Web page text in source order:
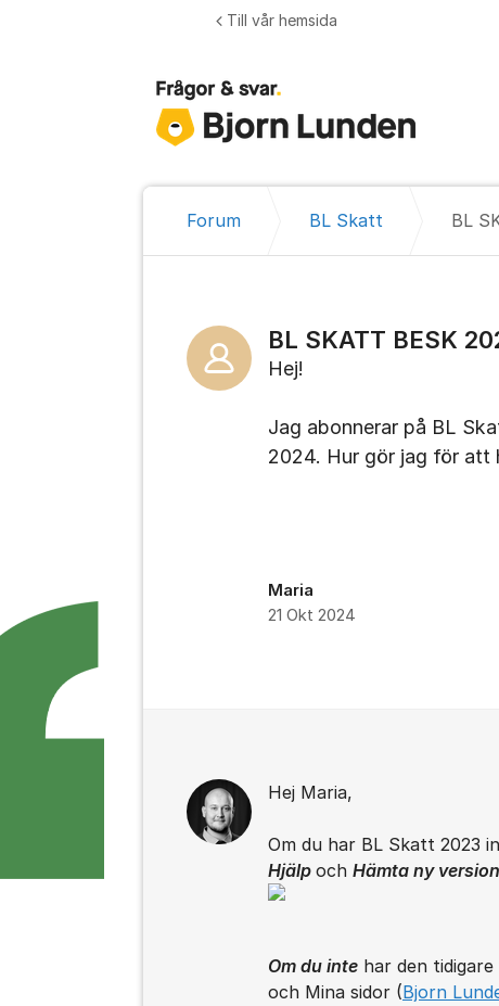
Till vår hemsida
Forum BL Skatt BL
BL SKATT BESK
Hej!
Jag abonnerar på BL
2024. Hur gör jag för att
Maria
21 Okt 2024
Hej Maria,
Om du har BL Skatt 2023
Hjälp och Hämta ny
Om du inte har den
och Mina sidor (Bjorn